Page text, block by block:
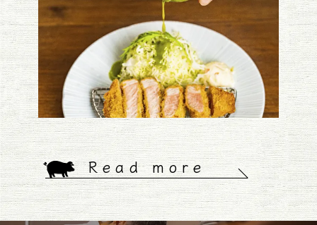
Read more